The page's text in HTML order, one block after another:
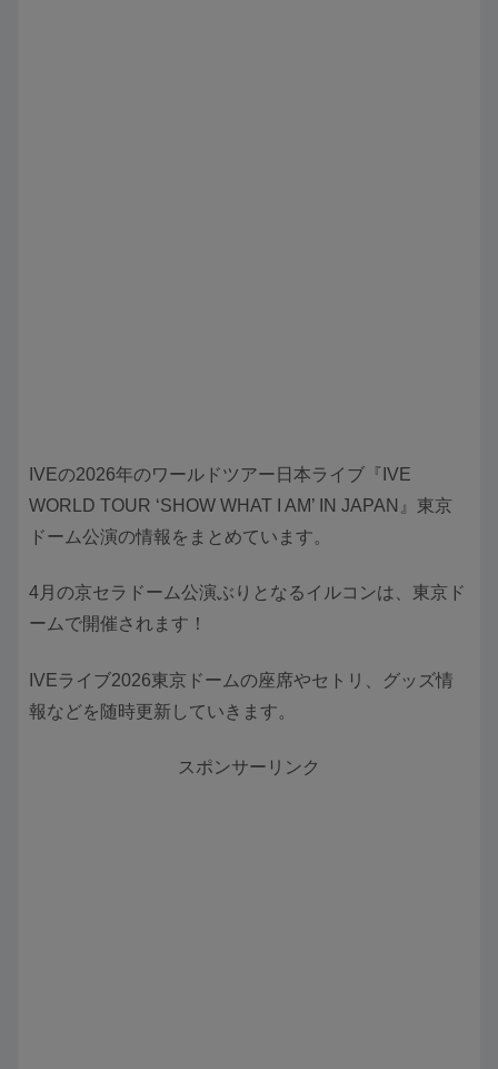
IVEの2026年のワールドツアー日本ライブ『IVE
WORLD TOUR ‘SHOW WHAT I AM’ IN JAPAN』東京
ドーム公演の情報をまとめています。
4月の京セラドーム公演ぶりとなるイルコンは、東京ド
ームで開催されます！
IVEライブ2026東京ドームの座席やセトリ、グッズ情
報などを随時更新していきます。
スポンサーリンク